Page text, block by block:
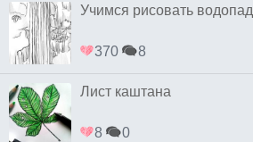
Учимся рисовать водопад
370 8
Лист каштана
8 0